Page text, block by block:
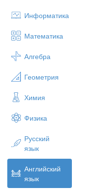
Информатика
Математика
Алгебра
Геометрия
Химия
Физика
Русский
язык
Английский
язык